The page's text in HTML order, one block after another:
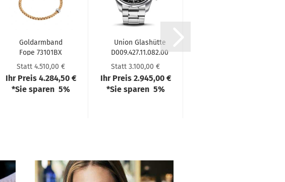
Goldarm­band
Fope 73101BX
BB R XBX 00M
Statt 4.510,00 €
Ihr Preis 4.284,50 €
*Sie sparen 5%
Union Glas­hüt­te
D009.427.11.082.00
Statt 3.100,00 €
Ihr Preis 2.945,00 €
*Sie sparen 5%